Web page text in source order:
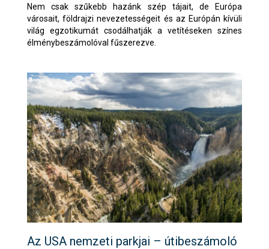
Nem csak szűkebb hazánk szép tájait, de Európa
városait, földrajzi nevezetességeit és az Európán kívüli
világ egzotikumát csodálhatják a vetítéseken színes
élménybeszámolóval fűszerezve.
Az USA nemzeti parkjai – útibeszámoló